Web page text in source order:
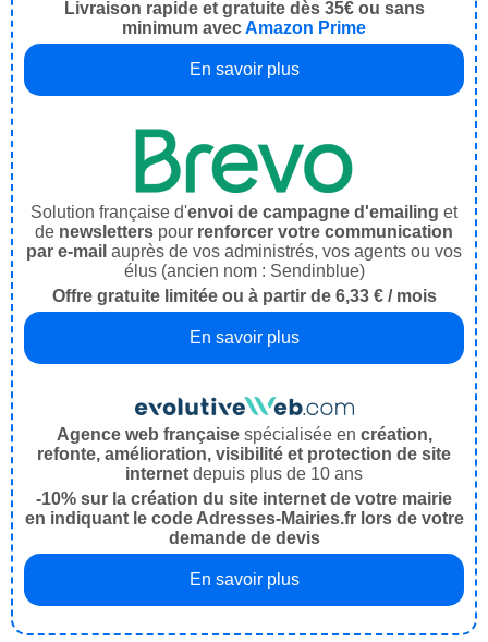
Livraison rapide et gratuite dès 35€ ou sans
minimum avecAmazon Prime
En savoir plus
Solution française d'envoi de campagne d'emailing et
de newsletters pour renforcer votre communication
par e-mail auprès de vos administrés, vos agents ou vos
élus (ancien nom : Sendinblue)
Offre gratuite limitée ou à partir de 6,33 € / mois
En savoir plus
Agence web françaisespécialisée en création,
refonte, amélioration, visibilité et protection de site
internet depuis plus de 10 ans
-10% sur la création du site internet de votre mairie
en indiquant le code Adresses-Mairies.fr lors de votre
demande de devis
En savoir plus